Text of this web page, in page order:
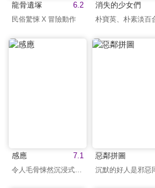
6.2
龍骨遺塚
民俗驚悚 X 冒險動作
消失的少女們
7.1
感應 惡鄰拼圖
沉默的好人是邪惡